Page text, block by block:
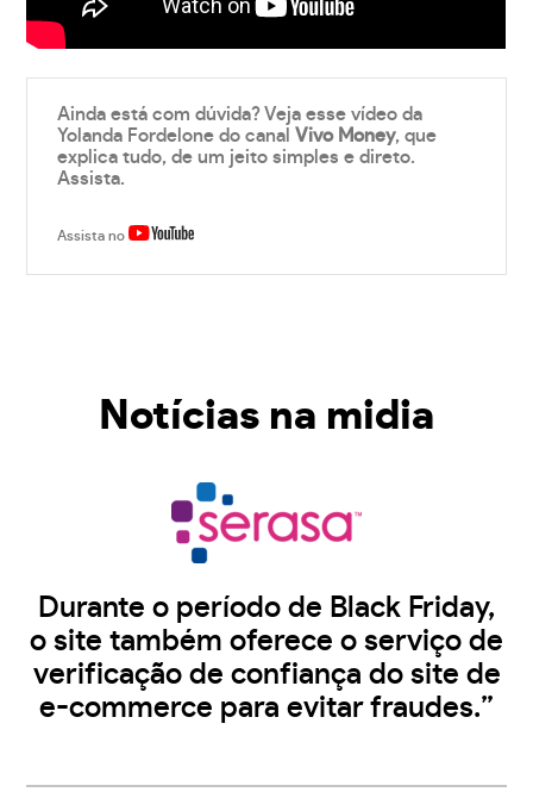
Ainda está com dúvida? Veja esse vídeo da
Yolanda Fordelone do canalVivo Money, que
explica tudo, de um jeito simples e direto.
Assista.
Assista no
Notícias na midia
Durante o período de Black Friday,
o site também oferece o serviço de
verificação de confiança do site de
e-commerce para evitar fraudes.”